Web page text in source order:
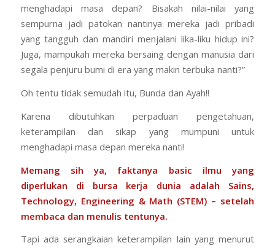
menghadapi masa depan? Bisakah nilai-nilai yang
sempurna jadi patokan nantinya mereka jadi pribadi
yang tangguh dan mandiri menjalani lika-liku hidup ini?
Juga, mampukah mereka bersaing dengan manusia dari
segala penjuru bumi di era yang makin terbuka nanti?”
Oh tentu tidak semudah itu, Bunda dan Ayah!!
Karena dibutuhkan perpaduan pengetahuan,
keterampilan dan sikap yang mumpuni untuk
menghadapi masa depan mereka nanti!
Memang sih ya, faktanya basic ilmu yang
diperlukan di bursa kerja dunia adalah Sains,
Technology, Engineering & Math (STEM) – setelah
membaca dan menulis tentunya.
Tapi ada serangkaian keterampilan lain yang menurut